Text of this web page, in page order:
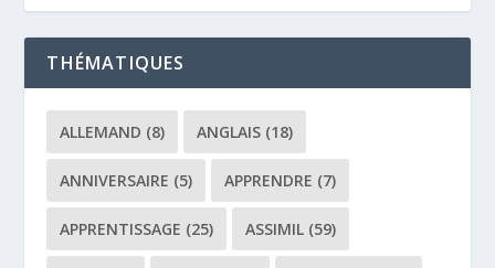
THÉMATIQUES
ALLEMAND (8) ANGLAIS (18)
ANNIVERSAIRE (5) APPRENDRE (7)
APPRENTISSAGE (25) ASSIMIL (59)